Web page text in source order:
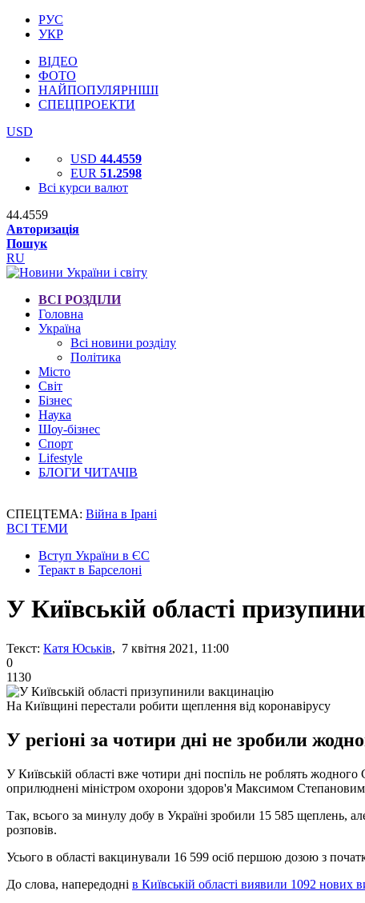
РУС
УКР
ВІДЕО
ФОТО
НАЙПОПУЛЯРНІШІ
СПЕЦПРОЕКТИ
USD
USD 44.4559
EUR 51.2598
Всі курси валют
44.4559
Авторизація
Пошук
RU
ВСІ РОЗДІЛИ
Головна
Україна
Всі новини розділу
Політика
Місто
Світ
Бізнес
Наука
Шоу-бізнес
Спорт
Lifestyle
БЛОГИ ЧИТАЧІВ
СПЕЦТЕМА: Війна в Ірані
ВСІ ТЕМИ
Вступ України в ЄС
Теракт в Барселоні
У Київській області
Текст: Катя Юськів, 7 квітня 2021, 11:00
0
1130
На Київщині перестали робити щеплення від коронавірусу
У регіоні за чотири дні не зробили
У Київській області вже чотири дні поспіль не роблять
оприлюднені міністром охорони здоров'я Максимом
Так, всього за минулу добу в Україні зробили 15 585 щеплень,
розповів.
Усього в області вакцинували 16 599 осіб першою дозою з
До слова, напередодні в Київській області виявили 1092 нових